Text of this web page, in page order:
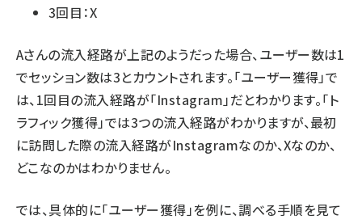
3回目：X
Aさんの流入経路が上記のようだった場合、ユーザー数は1
でセッション数は3とカウントされます。「ユーザー獲得」で
は、1回目の流入経路が「Instagram」だとわかります。「ト
ラフィック獲得」では3つの流入経路がわかりますが、最初
に訪問した際の流入経路がInstagramなのか、Xなのか、
どこなのかはわかりません。
では、具体的に「ユーザー獲得」を例に、調べる手順を見て